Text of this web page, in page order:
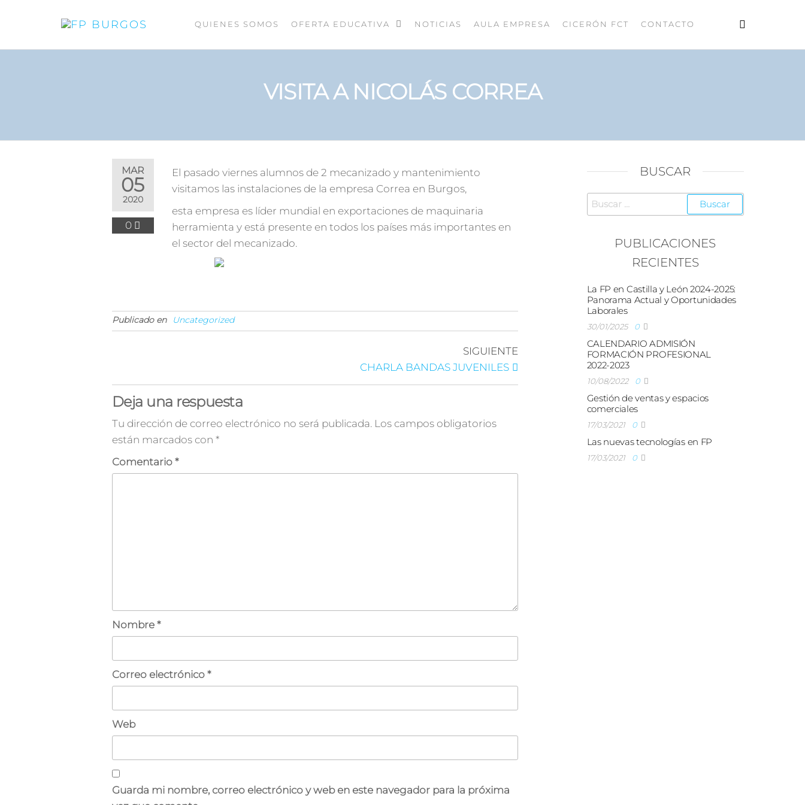
BURGOS
Asociación
QUIENES SOMOS OFERTA EDUCATIVA NOTICIAS AULA EMPRESA CICERÓN FCT CONTACTO
VISITA A NICOLÁS CORREA
MAR
05
2020
0
El pasado viernes alumnos de 2 mecanizado y mantenimiento
visitamos las instalaciones de la empresa Correa en Burgos,
esta empresa es líder mundial en exportaciones de maquinaria
herramienta y está presente en todos los países más importantes en
el sector del mecanizado.
Publicado en Uncategorized
SIGUIENTE
CHARLA BANDAS JUVENILES
Deja una respuesta
Tu dirección de correo electrónico no será publicada. Los campos obligatorios
están marcados con *
Comentario *
Nombre *
Correo electrónico *
Web
Guarda mi nombre, correo electrónico y web en este navegador para la próxima
BUSCAR
PUBLICACIONES
RECIENTES
La FP en Castilla y León 2024-2025:
Panorama Actual y Oportunidades
Laborales
30/01/2025 0
CALENDARIO ADMISIÓN
FORMACIÓN PROFESIONAL
2022-2023
10/08/2022 0
Gestión de ventas y espacios
comerciales
17/03/2021 0
Las nuevas tecnologías en FP
17/03/2021 0